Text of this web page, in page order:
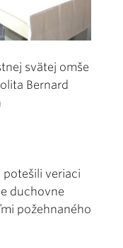
svätej omše
Bernard
potešili veriaci
duchovne
požehnaného